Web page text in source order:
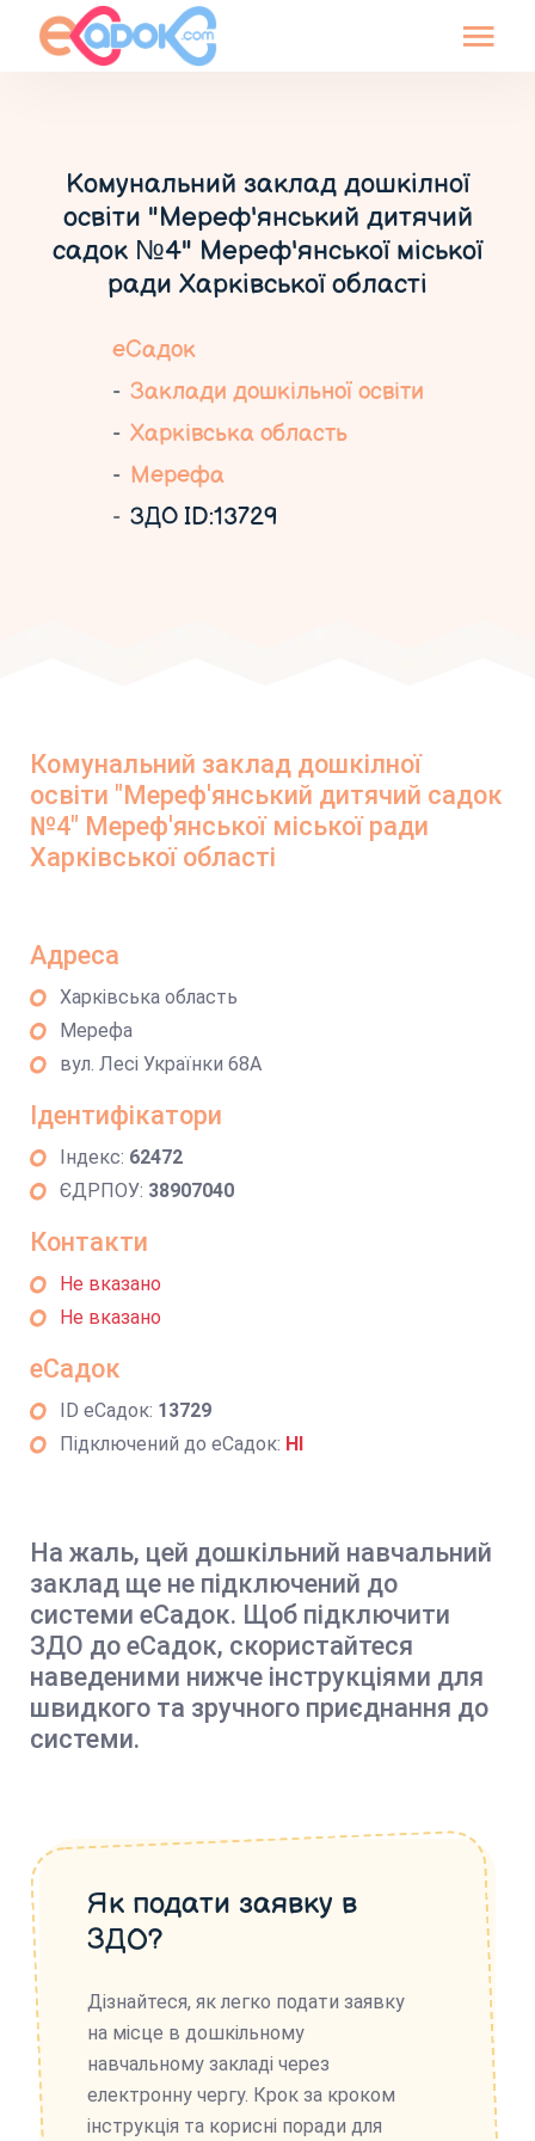
Комунальний заклад дошкілної
освіти "Мереф'янський дитячий
садок №4" Мереф'янської міської
ради Харківської області
еСадок
Заклади дошкільної освіти
Харківська область
Мерефа
ЗДО ID:13729
Комунальний заклад дошкілної
освіти "Мереф'янський дитячий садок
№4" Мереф'янської міської ради
Харківської області
Адреса
Харківська область
Мерефа
вул. Лесі Українки 68А
Ідентифікатори
Індекс: 62472
ЄДРПОУ: 38907040
Контакти
Не вказано
Не вказано
еСадок
ID еСадок: 13729
Підключений до еСадок: НІ
На жаль, цей дошкільний навчальний
заклад ще не підключений до
системи еСадок. Щоб підключити
ЗДО до еСадок, скористайтеся
наведеними нижче інструкціями для
швидкого та зручного приєднання до
системи.
Як подати заявку в
ЗДО?
Дізнайтеся, як легко подати заявку
на місце в дошкільному
навчальному закладі через
електронну чергу. Крок за кроком
інструкція та корисні поради для